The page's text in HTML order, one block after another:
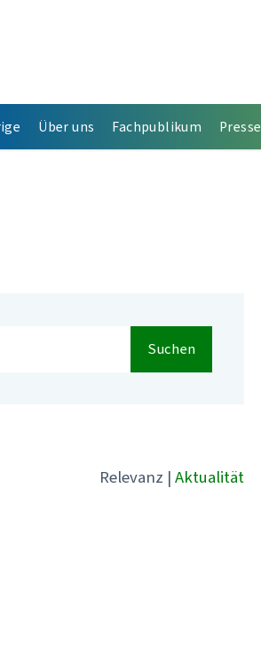
Über uns Fachpublikum Presse
Suchen
Relevanz | Aktualität